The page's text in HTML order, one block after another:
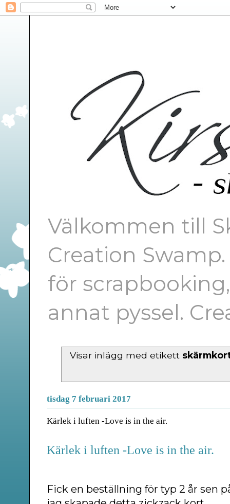
Välkommen till
Creation
för
annat pyssel.
Visar inlägg med etikett
tisdag 7 februari 2017
Kärlek i luften -Love is in the air.
Kärlek i luften -Love is in the air.
Fick en beställning för typ 2 år sen